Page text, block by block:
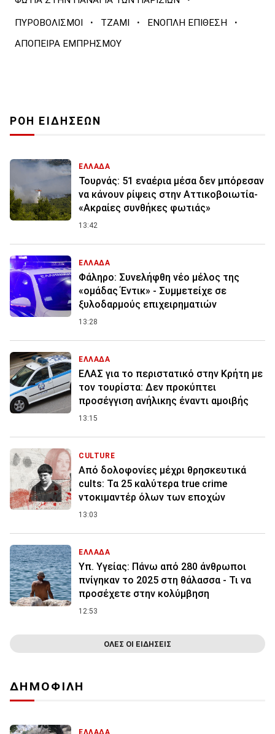
ΠΥΡΟΒΟΛΙΣΜΟΙ · ΤΖΑΜΙ · ΕΝΟΠΛΗ ΕΠΙΘΕΣΗ ·
ΑΠΟΠΕΙΡΑ ΕΜΠΡΗΣΜΟΥ
ΡΟΗ ΕΙΔΗΣΕΩΝ
ΕΛΛΑΔΑ
Τουρνάς: 51 εναέρια μέσα δεν μπόρεσαν
να κάνουν ρίψεις στην Αττικοβοιωτία-
«Ακραίες συνθήκες φωτιάς»
13:42
ΕΛΛΑΔΑ
Φάληρο: Συνελήφθη νέο μέλος της
«ομάδας Έντικ» - Συμμετείχε σε
ξυλοδαρμούς επιχειρηματιών
13:28
ΕΛΛΑΔΑ
ΕΛΑΣ για το περιστατικό στην Κρήτη με
τον τουρίστα: Δεν προκύπτει
προσέγγιση ανήλικης έναντι αμοιβής
13:15
CULTURE
Από δολοφονίες μέχρι θρησκευτικά
cults: Τα 25 καλύτερα true crime
ντοκιμαντέρ όλων των εποχών
13:03
ΕΛΛΑΔΑ
Υπ. Υγείας: Πάνω από 280 άνθρωποι
πνίγηκαν το 2025 στη θάλασσα - Τι να
προσέχετε στην κολύμβηση
12:53
ΟΛΕΣ ΟΙ ΕΙΔΗΣΕΙΣ
ΔΗΜΟΦΙΛΗ
ΕΛΛΑΔΑ